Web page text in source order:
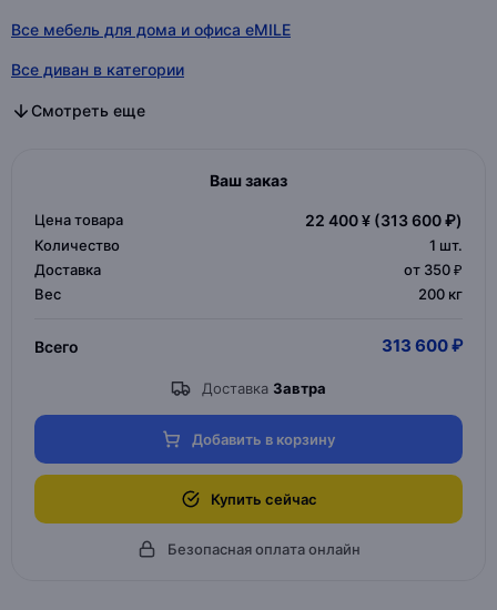
Все мебель для дома и офиса eMILE
Все диван в категории
Все дизайнерская мебель в категории
Все мебель для дома и офиса в категории
Смотреть еще
Ваш заказ
Цена товара 22 400 ¥ (313 600 ₽)
Количество 1 шт.
Доставка
от 350 ₽
Вес
200 кг
Всего 313 600 ₽
Доставка Завтра
Добавить в корзину
Купить сейчас
Безопасная оплата онлайн